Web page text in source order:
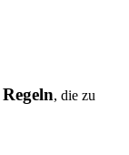
Regeln, die zu